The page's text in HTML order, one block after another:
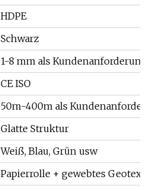
HDPE
Schwarz
1-8 mm als Kundenanforderung
CE ISO
50m-400m als
Glatte Struktur
Weiß, Blau, Grün usw
Papierrolle + gewebtes